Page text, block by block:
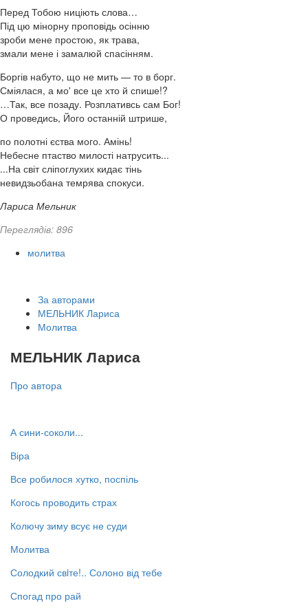
Перед Тобою ниціють слова…
Під цю мінорну проповідь осінню
зроби мене простою, як трава,
змали мене і замалюй спасінням.
Боргів набуто, що не мить — то в борг.
Сміялася, а мо' все це хто й спише!?
…Так, все позаду. Розплативсь сам Бог!
О проведись, Його останній штрише,
по полотні єства мого. Амінь!
Небесне птаство милості натрусить...
...На світ сліпоглухих кидає тінь
невидзьобана темрява спокуси.
Лариса Мельник
Переглядів: 896
молитва
За авторами
МЕЛЬНИК Лариса
Молитва
МЕЛЬНИК Лариса
Про автора
А сини-соколи...
Віра
Все робилося хутко, поспіль
Когось проводить страх
Колючу зиму всує не суди
Молитва
Солодкий свiте!.. Солоно від тебе
Спогад про рай